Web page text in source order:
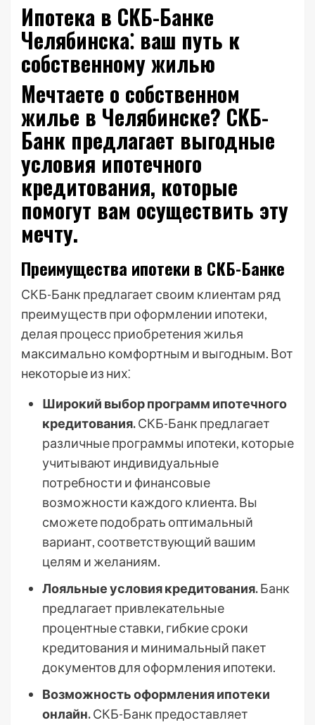
Ипотека в СКБ-Банке
Челябинска⁚ ваш путь к
собственному жилью
Мечтаете о собственном
жилье в Челябинске? СКБ-
Банк предлагает выгодные
условия ипотечного
кредитования, которые
помогут вам осуществить эту
мечту.
Преимущества ипотеки в СКБ-Банке
СКБ-Банк предлагает своим клиентам ряд
преимуществ при оформлении ипотеки,
делая процесс приобретения жилья
максимально комфортным и выгодным. Вот
некоторые из них⁚
Широкий выбор программ ипотечного
кредитования.СКБ-Банк предлагает
различные программы ипотеки, которые
учитывают индивидуальные
потребности и финансовые
возможности каждого клиента. Вы
сможете подобрать оптимальный
вариант, соответствующий вашим
целям и желаниям.
Лояльные условия кредитования.Банк
предлагает привлекательные
процентные ставки, гибкие сроки
кредитования и минимальный пакет
документов для оформления ипотеки.
Возможность оформления ипотеки
онлайн.СКБ-Банк предоставляет